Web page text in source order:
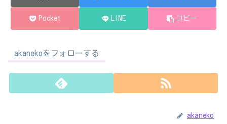
Pocket LINE コピー
akanekoをフォローする
akaneko